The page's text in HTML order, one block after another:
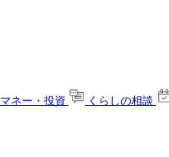
マネー・投資 くらしの相談